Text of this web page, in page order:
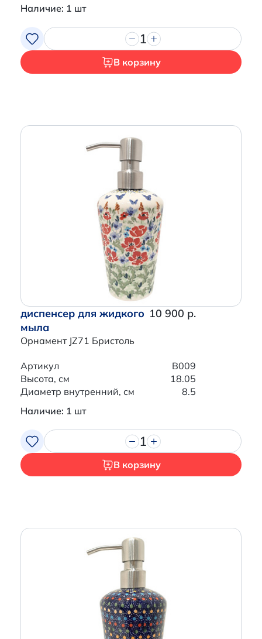
Наличие: 1 шт
1
В корзину
диспенсер для жидкого
мыла
Орнамент JZ71 Бристоль
10 900 р.
Артикул
B009
Высота, см
18.05
Диаметр внутренний, см
8.5
Наличие: 1 шт
1
В корзину